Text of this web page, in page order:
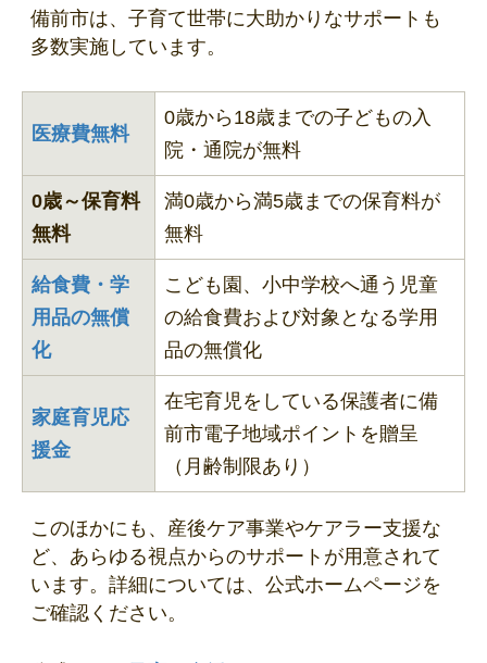
備前市は、子育て世帯に大助かりなサポートも
多数実施しています。
医療費無料
0歳から18歳までの子どもの入
院・通院が無料
0歳～保育料
無料
満0歳から満5歳までの保育料が
無料
給食費・学
用品の無償
化
こども園、小中学校へ通う児童
の給食費および対象となる学用
品の無償化
家庭育児応
援金
在宅育児をしている保護者に備
前市電子地域ポイントを贈呈
（月齢制限あり）
このほかにも、産後ケア事業やケアラー支援な
ど、あらゆる視点からのサポートが用意されて
います。詳細については、公式ホームページを
ご確認ください。